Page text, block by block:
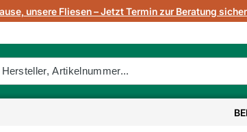
unsere Fliesen – Jetzt Termin zur Beratung